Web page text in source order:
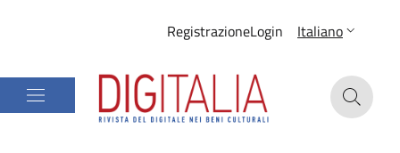
RegistrazioneLogin Italiano